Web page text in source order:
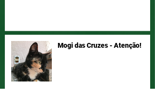
Mogi das Cruzes - Atenção!